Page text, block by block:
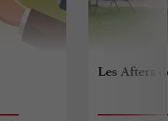
Les Afters